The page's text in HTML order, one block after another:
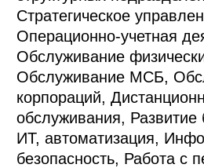
Стратегическое
Операционно-учетная
Обслуживание
Обслуживание МСБ,
корпораций,
обслуживания, Развитие
ИТ, автоматизация,
безопасность, Работа с